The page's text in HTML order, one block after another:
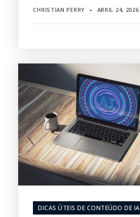
CHRISTIAN PERRY ▪ ABRIL 24, 2026
DICAS ÚTEIS DE CONTEÚDO DE IA